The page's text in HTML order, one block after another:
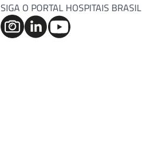
SIGA O PORTAL HOSPITAIS BRASIL